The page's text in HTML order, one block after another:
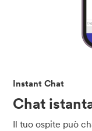
Instant Chat
Chat
Il tuo ospite può